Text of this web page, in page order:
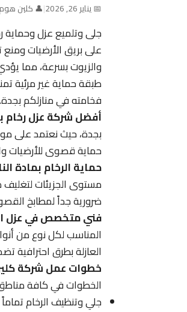
📅 يناير 26, 2026 |👤 كلين
جلى وتلميع عزل
على بريق الأرضيات ومنع
والزيوت بسرعة، مما
طبقة حماية غير مرئية
فخامته في منازلكم بجدة.
أفضل شركة عزل رخام
بجدة، حيث نعتمد على
حماية قصوى للأرضيات
حماية الرخام بمادة
مستوى الجزيئات لتغليف
ضرورية جداً لمطابخ
فني متخصص في عزل
المناسب لكل نوع من
العازلة بطرق احترافية
خطوات عمل شركة
الخطوات في كافة
جلي وتنظيف الرخام